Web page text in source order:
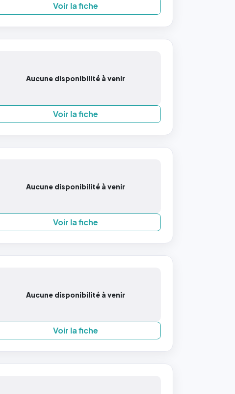
Voir la fiche
Aucune disponibilité à venir
Voir la fiche
Aucune disponibilité à venir
Voir la fiche
Aucune disponibilité à venir
Voir la fiche